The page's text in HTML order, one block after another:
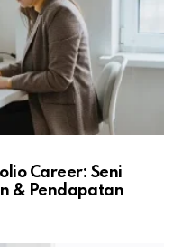
Career: Seni
& Pendapatan